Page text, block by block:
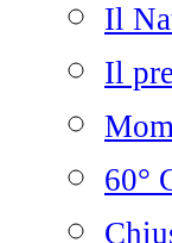
Il
Il
60°